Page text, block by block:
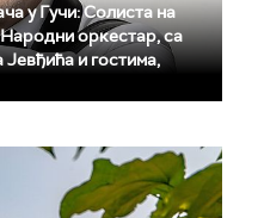
у Гучи: Солиста на
оркестар, са
и гостима,